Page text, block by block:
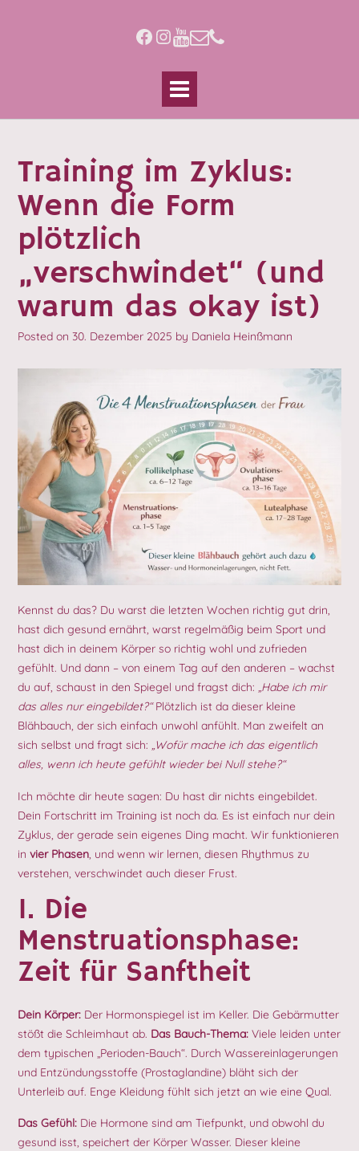
Facebook
Instagram
Training im Zyklus:
Wenn die Form
plötzlich
„verschwindet“ (und
warum das okay ist)
Posted on 30. Dezember 2025 by Daniela Heinßmann
Kennst du das? Du warst die letzten Wochen richtig gut drin,
hast dich gesund ernährt, warst regelmäßig beim Sport und
hast dich in deinem Körper so richtig wohl und zufrieden
gefühlt. Und dann – von einem Tag auf den anderen – wachst
du auf, schaust in den Spiegel und fragst dich: „Habe ich mir
das alles nur eingebildet?“Plötzlich ist da dieser kleine
Blähbauch, der sich einfach unwohl anfühlt. Man zweifelt an
sich selbst und fragt sich: „Wofür mache ich das eigentlich
alles, wenn ich heute gefühlt wieder bei Null stehe?“
Ich möchte dir heute sagen: Du hast dir nichts eingebildet.
Dein Fortschritt im Training ist noch da. Es ist einfach nur dein
Zyklus, der gerade sein eigenes Ding macht. Wir funktionieren
in vier Phasen, und wenn wir lernen, diesen Rhythmus zu
verstehen, verschwindet auch dieser Frust.
1. Die
Menstruationsphase:
Zeit für Sanftheit
Dein Körper: Der Hormonspiegel ist im Keller. Die Gebärmutter
stößt die Schleimhaut ab. Das Bauch-Thema: Viele leiden unter
dem typischen „Perioden-Bauch“. Durch Wassereinlagerungen
und Entzündungsstoffe (Prostaglandine) bläht sich der
Unterleib auf. Enge Kleidung fühlt sich jetzt an wie eine Qual.
Das Gefühl: Die Hormone sind am Tiefpunkt, und obwohl du
gesund isst, speichert der Körper Wasser. Dieser kleine